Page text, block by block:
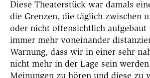
Diese Theaterstück war damals
die Grenzen, die täglich zwischen
oder nicht offensichtlich aufgebaut
immer mehr voneinander
Warnung, dass wir in einer sehr
nicht mehr in der Lage sein
Meinungen zu hören und diese zu